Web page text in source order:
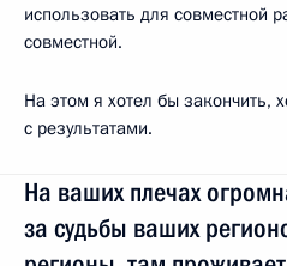
использовать для совместной
совместной.
На этом я хотел бы закончить,
с результатами.
На ваших плечах
за судьбы ваших